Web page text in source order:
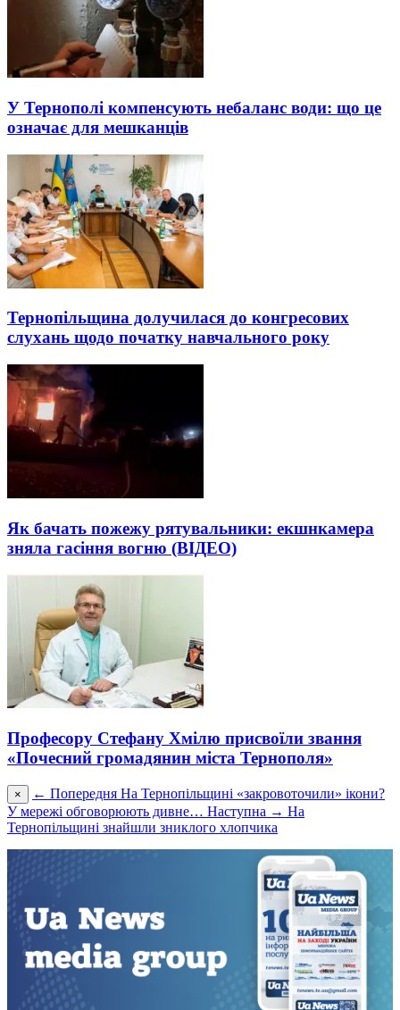
У Тернополі компенсують небаланс води: що це
означає для мешканців
Тернопільщина долучилася до конгресових
слухань щодо початку навчального року
Як бачать пожежу рятувальники: екшнкамера
зняла гасіння вогню (ВІДЕО)
Професору Стефану Хмілю присвоїли звання
«Почесний громадянин міста Тернополя»
× ← Попередня На Тернопільщині «закровоточили» ікони?
У мережі обговорюють дивне… Наступна → На
Тернопільщині знайшли зниклого хлопчика